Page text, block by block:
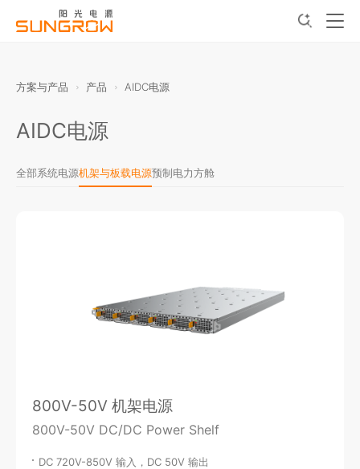
方案与产品 产品 AIDC电源
AIDC电源
全部系统电源机架与板载电源预制电力方舱
800V-50V 机架电源
800V-50V DC/DC Power Shelf
DC 720V-850V 输入，DC 50V 输出